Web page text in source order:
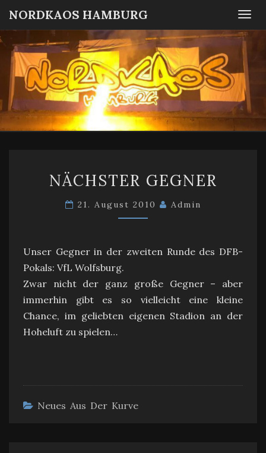
NORDKAOS HAMBURG
Fanszene
SC
Victoria
Hamburg
GEGNER
NÄCHSTER GEGNER
21. August 2010 Admin
Unser Gegner in der zweiten Runde des DFB-
Pokals: VfL Wolfsburg.
Zwar nicht der ganz große Gegner – aber
immerhin gibt es so vielleicht eine kleine
Chance, im geliebten eigenen Stadion an der
Hoheluft zu spielen…
Neues Aus Der Kurve